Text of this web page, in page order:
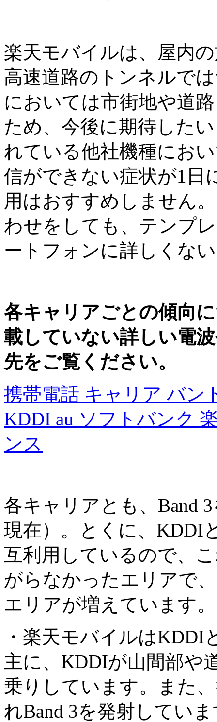
楽天モバイルは、屋内
高速道路のトンネルで
においては市街地や道
ため、今後に期待した
れている他社機種にお
信ができない症状が1日
用はおすすめしません
わせをしても、テンプ
ートフォンに詳しくな
各キャリアごとの傾向
載していない詳しい電
先をご覧ください。
携帯電話 キャリア バン
KDDI au ソフトバンク
ンス
各キャリアとも、Band
現在）。とくに、KDDI
互利用しているので、
がらなかったエリアで
エリアが増えています。
・楽天モバイルはKDDI
主に、KDDIが山間部や
乗りしています。また
れBand 3を発射してい